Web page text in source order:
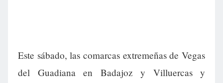
Este sábado, las comarcas extremeñas de Vegas
del Guadiana en Badajoz y Villuercas y